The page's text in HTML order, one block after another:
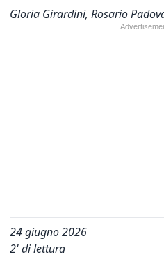
Gloria Girardini, Rosario
24 giugno 2026
2' di lettura